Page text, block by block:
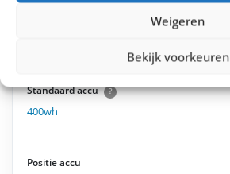
Weigeren
Bekijk voorkeuren
Accu & actieradius
Standaard accu ?
400wh
Positie accu